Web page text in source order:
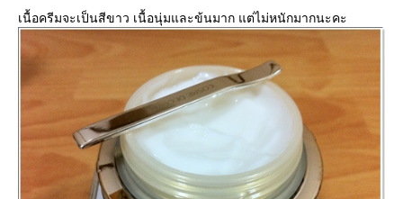
เนื้อครีมจะเป็นสีขาว เนื้อนุ่มและข้นมาก แต่ไม่หนักมากนะคะ